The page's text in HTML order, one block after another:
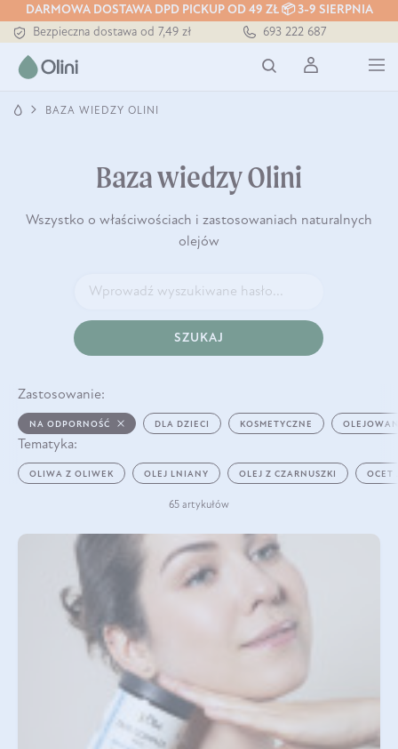
DARMOWA DOSTAWA DPD PICKUP OD 49 ZŁ 📦 3-9 SIERPNIA
Bezpieczna dostawa od 7,49 zł
Darmowa dostawa od 199 zł
Tłoczony zawsze na zimno
693 222 687
BAZA WIEDZY OLINI
Baza wiedzy Olini
Wszystko o właściwościach i zastosowaniach naturalnych
olejów
SZUKAJ
Zastosowanie:
NA ODPORNOŚĆ DLA DZIECI KOSMETYCZNE
Tematyka:
OLIWA Z OLIWEK OLEJ LNIANY OLEJ Z CZARNUSZKI OCET
65 artykułów